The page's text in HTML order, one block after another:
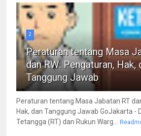
2
Peraturan tentang Masa
dan RW: Pengaturan, Hak,
Tanggung Jawab
Peraturan tentang Masa Jabatan RT
Hak, dan Tanggung Jawab GoJakarta -
Tetangga (RT) dan Rukun Warg...